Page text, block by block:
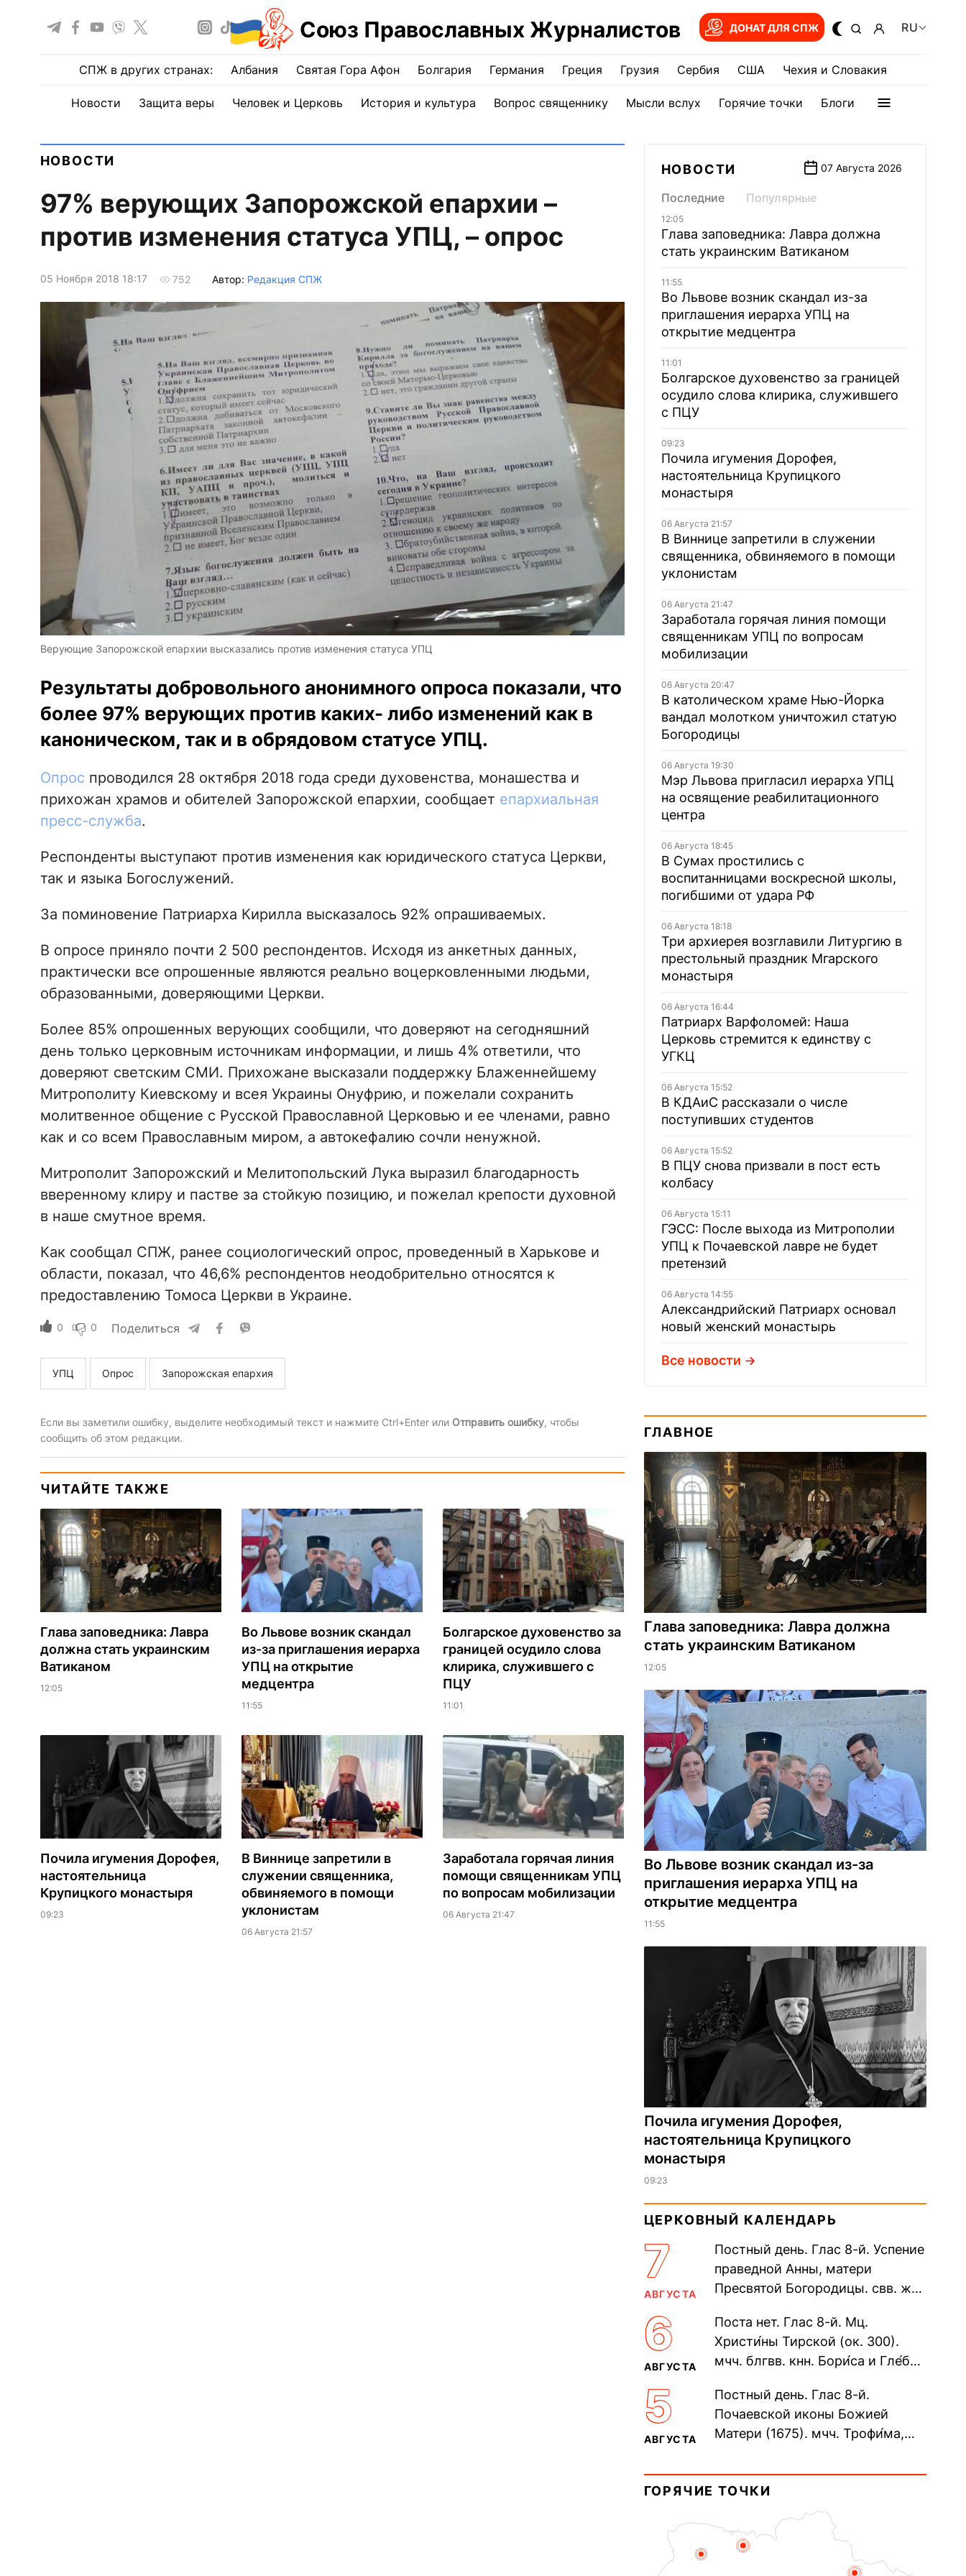
Союз Православных Журналистов ДОНАТ ДЛЯ СПЖ RU
СПЖ в других странах: Албания Святая Гора Афон Болгария Германия Греция Грузия Сербия США Чехия и Словакия
Новости Защита веры Человек и Церковь История и культура Вопрос священнику Мысли вслух Горячие точки Блоги
НОВОСТИ
97% верующих Запорожской епархии –
против изменения статуса УПЦ, – опрос
05 Ноября 2018 18:17 752 Автор: Редакция СПЖ
Верующие Запорожской епархии высказались против изменения статуса УПЦ
Результаты добровольного анонимного опроса показали, что
более 97% верующих против каких- либо изменений как в
каноническом, так и в обрядовом статусе УПЦ.
Опрос проводился 28 октября 2018 года среди духовенства, монашества и
прихожан храмов и обителей Запорожской епархии, сообщает епархиальная
пресс-служба.
Респонденты выступают против изменения как юридического статуса Церкви,
так и языка Богослужений.
За поминовение Патриарха Кирилла высказалось 92% опрашиваемых.
В опросе приняло почти 2 500 респондентов. Исходя из анкетных данных,
практически все опрошенные являются реально воцерковленными людьми,
образованными, доверяющими Церкви.
Более 85% опрошенных верующих сообщили, что доверяют на сегодняшний
день только церковным источникам информации, и лишь 4% ответили, что
доверяют светским СМИ. Прихожане высказали поддержку Блаженнейшему
Митрополиту Киевскому и всея Украины Онуфрию, и пожелали сохранить
молитвенное общение с Русской Православной Церковью и ее членами, равно
как и со всем Православным миром, а автокефалию сочли ненужной.
Митрополит Запорожский и Мелитопольский Лука выразил благодарность
вверенному клиру и пастве за стойкую позицию, и пожелал крепости духовной
в наше смутное время.
Как сообщал СПЖ, ранее социологический опрос, проведенный в Харькове и
области, показал, что 46,6% респондентов неодобрительно относятся к
предоставлению Томоса Церкви в Украине.
0 0 Поделиться
УПЦ Опрос Запорожская епархия
Если вы заметили ошибку, выделите необходимый текст и нажмите Ctrl+Enter или Отправить ошибку, чтобы
сообщить об этом редакции.
ЧИТАЙТЕ ТАКЖЕ
Глава заповедника: Лавра
должна стать украинским
Ватиканом
12:05
Во Львове возник скандал
из-за приглашения иерарха
УПЦ на открытие
медцентра
11:55
Болгарское духовенство за
границей осудило слова
клирика, служившего с
ПЦУ
11:01
Почила игумения Дорофея,
настоятельница
Крупицкого монастыря
09:23
В Виннице запретили в
служении священника,
обвиняемого в помощи
уклонистам
06 Августа 21:57
Заработала горячая линия
помощи священникам УПЦ
по вопросам мобилизации
06 Августа 21:47
НОВОСТИ 07 Августа 2026
Последние Популярные
12:05
Глава заповедника: Лавра должна
стать украинским Ватиканом
11:55
Во Львове возник скандал из-за
приглашения иерарха УПЦ на
открытие медцентра
11:01
Болгарское духовенство за границей
осудило слова клирика, служившего
с ПЦУ
09:23
Почила игумения Дорофея,
настоятельница Крупицкого
монастыря
06 Августа 21:57
В Виннице запретили в служении
священника, обвиняемого в помощи
уклонистам
06 Августа 21:47
Заработала горячая линия помощи
священникам УПЦ по вопросам
мобилизации
06 Августа 20:47
В католическом храме Нью-Йорка
вандал молотком уничтожил статую
Богородицы
06 Августа 19:30
Мэр Львова пригласил иерарха УПЦ
на освящение реабилитационного
центра
06 Августа 18:45
В Сумах простились с
воспитанницами воскресной школы,
погибшими от удара РФ
06 Августа 18:18
Три архиерея возглавили Литургию в
престольный праздник Мгарского
монастыря
06 Августа 16:44
Патриарх Варфоломей: Наша
Церковь стремится к единству с
УГКЦ
06 Августа 15:52
В КДАиС рассказали о числе
поступивших студентов
06 Августа 15:52
В ПЦУ снова призвали в пост есть
колбасу
06 Августа 15:11
ГЭСС: После выхода из Митрополии
УПЦ к Почаевской лавре не будет
претензий
06 Августа 14:55
Александрийский Патриарх основал
новый женский монастырь
Все новости
ГЛАВНОЕ
Глава заповедника: Лавра должна
стать украинским Ватиканом
12:05
Во Львове возник скандал из-за
приглашения иерарха УПЦ на
открытие медцентра
11:55
Почила игумения Дорофея,
настоятельница Крупицкого
монастыря
09:23
ЦЕРКОВНЫЙ КАЛЕНДАРЬ
7
АВГУСТА
Постный день. Глас 8-й. Успение
праведной Анны, матери
Пресвятой Богородицы. свв. жен
прп. Евпракси́и девы,...
6
АВГУСТА
Поста нет. Глас 8-й. Мц.
Христи́ны Тирской (ок. 300).
мчч. блгвв. кнн. Бори́са и Гле́ба,
Дави́да (1015). Прп....
5
АВГУСТА
Постный день. Глас 8-й.
Почаевской иконы Божией
Матери (1675). мчч. Трофи́ма,
мучеников (284–305). прав.
воина Фео́дора...
ГОРЯЧИЕ ТОЧКИ